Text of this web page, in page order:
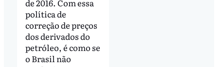
de 2016. Com essa
política de
correção de preços
dos derivados do
petróleo, é como se
o Brasil não